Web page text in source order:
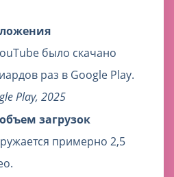
было скачано
раз в Google Play.
Play, 2025
загрузок
примерно 2,5